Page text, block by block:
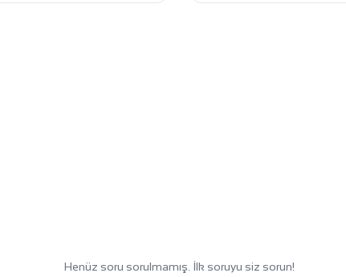
Henüz soru sorulmamış. İlk soruyu siz sorun!